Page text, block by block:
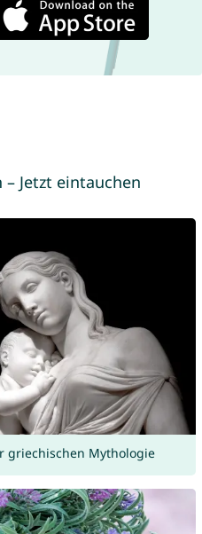
Jetzt eintauchen
griechischen Mythologie